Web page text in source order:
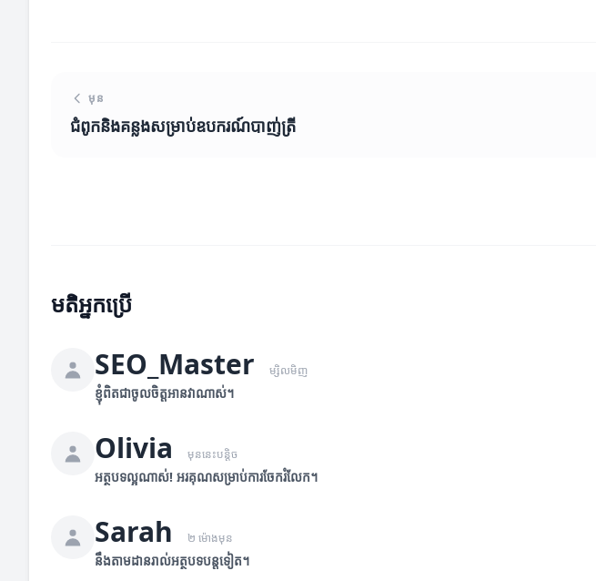
មុន
ជំពូកនិងគន្លងសម្រាប់ឧបករណ៍បាញ់ត្រី
មតិអ្នកប្រើ
SEO_Master ម្សិលមិញ
ខ្ញុំពិតជាចូលចិត្តអានវាណាស់។
Olivia មុននេះបន្តិច
អត្ថបទល្អណាស់! អរគុណសម្រាប់ការចែករំលែក។
Sarah ២ ម៉ោងមុន
នឹងតាមដានរាល់អត្ថបទបន្តទៀត។